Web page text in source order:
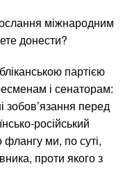
міжнародним
донести?
партією
і сенаторам:
зобов’язання перед
російський
ми, по суті,
проти якого з